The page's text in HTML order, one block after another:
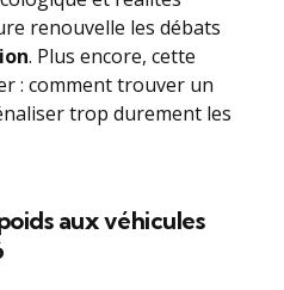
renouvelle les débats
. Plus encore, cette
: comment trouver un
trop durement les
aux véhicules